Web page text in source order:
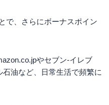
で、さらにボーナスポイン
やセブン‐イレブ
油など、日常生活で頻繁に